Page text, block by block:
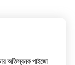
অতিস্বনক পাইজো